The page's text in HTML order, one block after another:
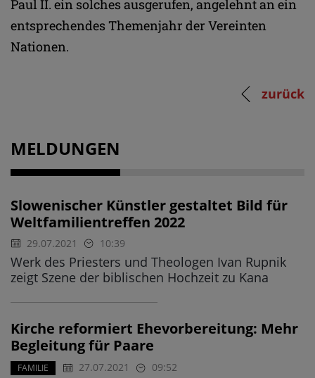
Paul II. ein solches ausgerufen, angelehnt an ein
entsprechendes Themenjahr der Vereinten
Nationen.
zurück
MELDUNGEN
Slowenischer Künstler gestaltet Bild für
Weltfamilientreffen 2022
29.07.2021 10:39
Werk des Priesters und Theologen Ivan Rupnik
zeigt Szene der biblischen Hochzeit zu Kana
Kirche reformiert Ehevorbereitung: Mehr
Begleitung für Paare
FAMILIE 27.07.2021 09:52